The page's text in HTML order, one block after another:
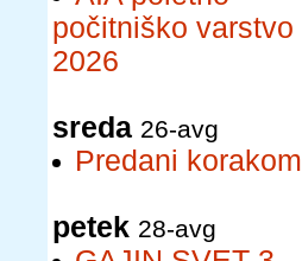
počitniško varstvo
2026
sreda 26-avg
Predani korakom
petek 28-avg